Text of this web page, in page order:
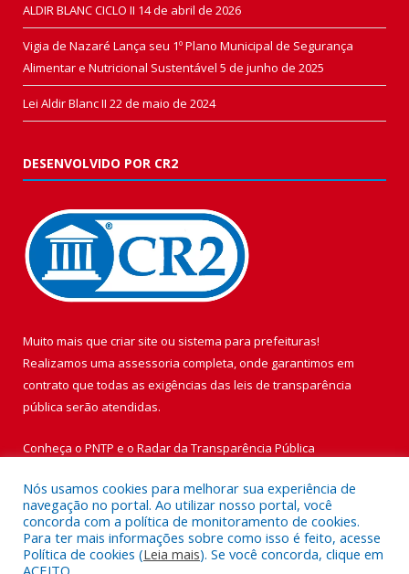
ALDIR BLANC CICLO II 14 de abril de 2026
Vigia de Nazaré Lança seu 1º Plano Municipal de Segurança
Alimentar e Nutricional Sustentável 5 de junho de 2025
Lei Aldir Blanc II 22 de maio de 2024
DESENVOLVIDO POR CR2
Muito mais que criar site ou sistema para prefeituras!
Realizamos uma assessoria completa, onde garantimos em
contrato que todas as exigências das leis de transparência
pública serão atendidas.
Conheça o PNTP e o Radar da Transparência Pública
Todos os direitos reservados a Prefeitura Municipal de Vigia de
Nazaré.
Nós usamos cookies para melhorar sua experiência de
navegação no portal. Ao utilizar nosso portal, você
concorda com a política de monitoramento de cookies.
Para ter mais informações sobre como isso é feito, acesse
Política de cookies (Leia mais). Se você concorda, clique em
ACEITO.